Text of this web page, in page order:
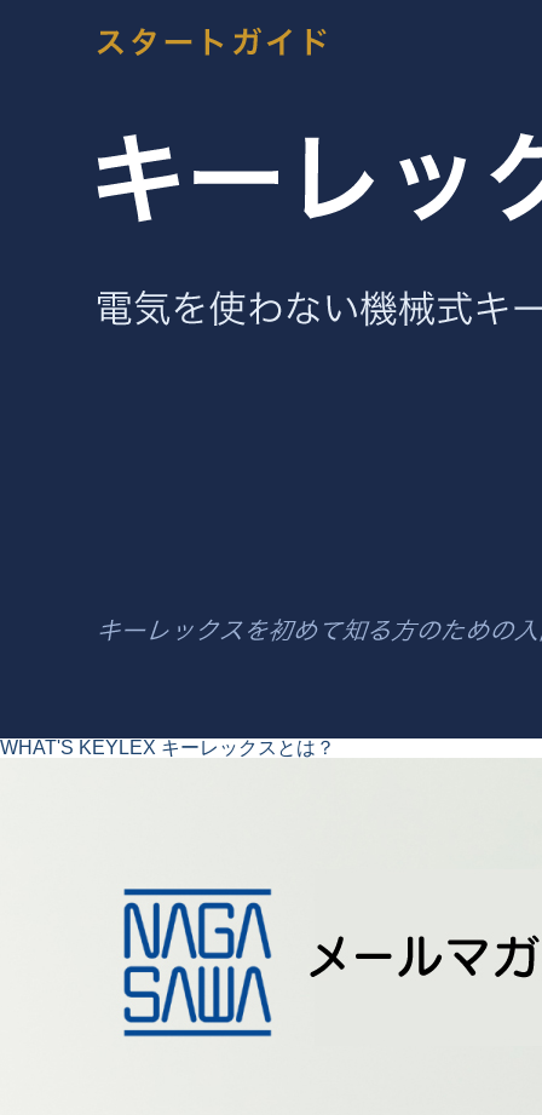
WHAT'S KEYLEX キーレックスとは？